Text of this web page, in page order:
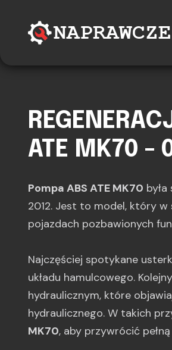
ATE MK70 -
Pompa ABS ATE MK70
2012. Jest to model, który
pojazdach pozbawionych
Najczęściej spotykane
układu hamulcowego.
hydraulicznym, które
hydraulicznego. W takich
MK70, aby przywrócić